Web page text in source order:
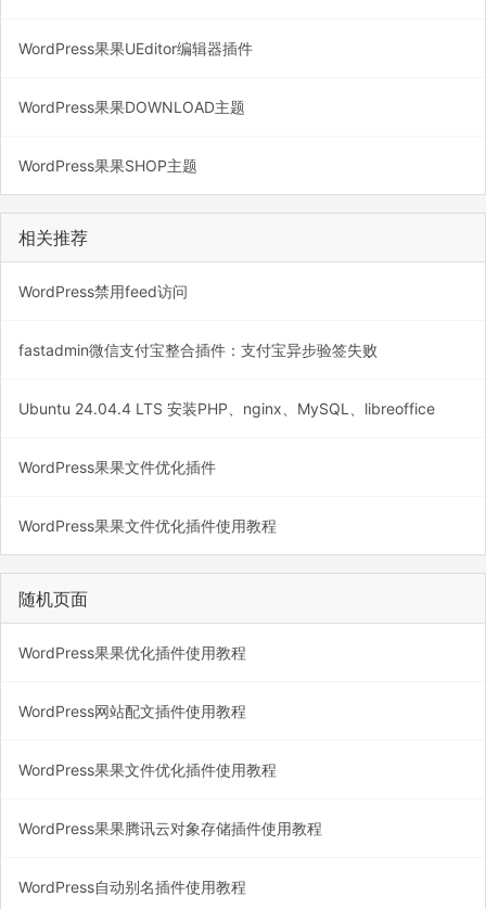
WordPress果果UEditor编辑器插件
WordPress果果DOWNLOAD主题
WordPress果果SHOP主题
相关推荐
WordPress禁用feed访问
fastadmin微信支付宝整合插件：支付宝异步验签失败
Ubuntu 24.04.4 LTS 安装PHP、nginx、MySQL、libreoffice
WordPress果果文件优化插件
WordPress果果文件优化插件使用教程
随机页面
WordPress果果优化插件使用教程
WordPress网站配文插件使用教程
WordPress果果文件优化插件使用教程
WordPress果果腾讯云对象存储插件使用教程
WordPress自动别名插件使用教程